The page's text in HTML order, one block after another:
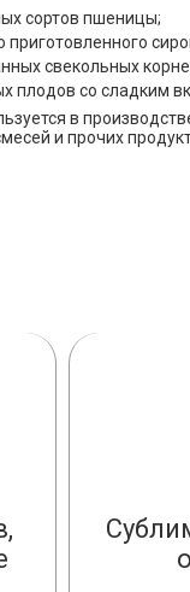
сортов пшеницы;
приготовленного
свекольных
плодов со сладким
в
и прочих